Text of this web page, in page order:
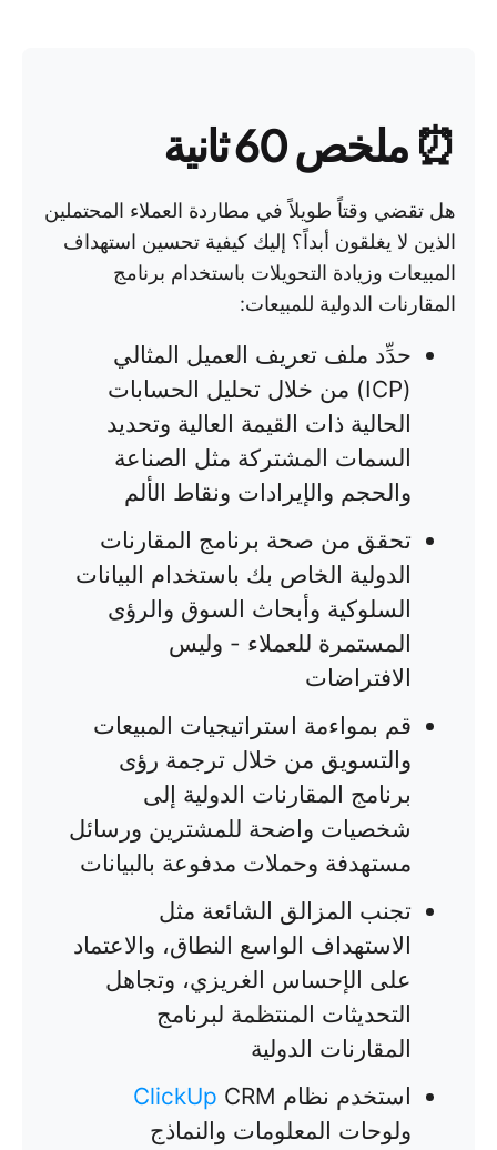
⏰ملخص 60 ثانية
هل تقضي وقتاً طويلاً في مطاردة العملاء المحتملين
الذين لا يغلقون أبداً؟ إليك كيفية تحسين استهداف
المبيعات وزيادة التحويلات باستخدام برنامج
المقارنات الدولية للمبيعات:
حدِّد ملف تعريف العميل المثالي
(ICP) من خلال تحليل الحسابات
الحالية ذات القيمة العالية وتحديد
السمات المشتركة مثل الصناعة
والحجم والإيرادات ونقاط الألم
تحقق من صحة برنامج المقارنات
الدولية الخاص بك باستخدام البيانات
السلوكية وأبحاث السوق والرؤى
المستمرة للعملاء - وليس
الافتراضات
قم بمواءمة استراتيجيات المبيعات
والتسويق من خلال ترجمة رؤى
برنامج المقارنات الدولية إلى
شخصيات واضحة للمشترين ورسائل
مستهدفة وحملات مدفوعة بالبيانات
تجنب المزالق الشائعة مثل
الاستهداف الواسع النطاق، والاعتماد
على الإحساس الغريزي، وتجاهل
التحديثات المنتظمة لبرنامج
المقارنات الدولية
استخدم نظام
ClickUp CRM
ولوحات المعلومات والنماذج